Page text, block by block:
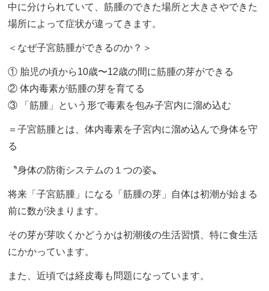
中に分けられていて、筋腫のできた場所と大きさやできた
場所によって症状が違ってきます。
＜なぜ子宮筋腫ができるのか？＞
① 胎児の頃から10歳〜12歳の間に筋腫の芽ができる
② 体内毒素が筋腫の芽を育てる
③ 「筋腫」という形で毒素を包み子宮内に溜め込む
＝子宮筋腫とは、体内毒素を子宮内に溜め込んで身体を守
る
〝身体の防衛システムの１つの姿〟
将来「子宮筋腫」になる「筋腫の芽」自体は初潮が始まる
前に数が決まります。
その芽が芽吹くかどうかは初潮後の生活習慣、特に食生活
にかかっています。
また、近頃では経皮毒も問題になっています。